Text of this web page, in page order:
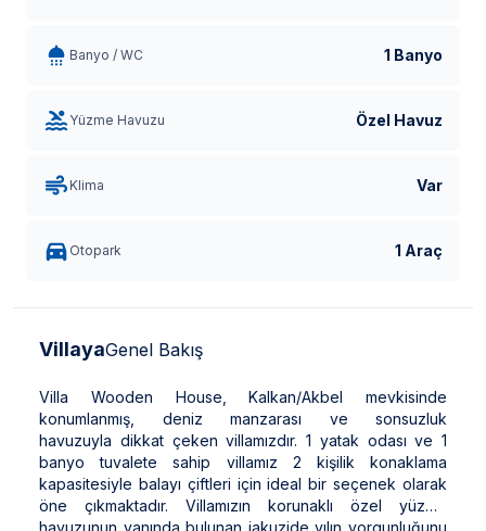
Banyo / WC 1 Banyo
Yüzme Havuzu Özel Havuz
Klima Var
Otopark 1 Araç
VillayaGenel Bakış
Villa Wooden House, Kalkan/Akbel mevkisinde
konumlanmış, deniz manzarası ve sonsuzluk
havuzuyla dikkat çeken villamızdır. 1 yatak odası ve 1
banyo tuvalete sahip villamız 2 kişilik konaklama
kapasitesiyle balayı çiftleri için ideal bir seçenek olarak
öne çıkmaktadır. Villamızın korunaklı özel yüzme
havuzunun yanında bulunan jakuzide yılın yorgunluğunu